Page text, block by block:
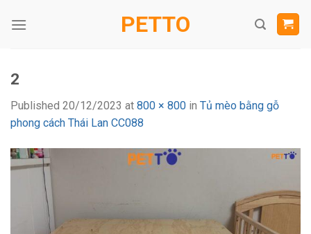
PETTO
2
Published 20/12/2023 at 800 × 800 in Tủ mèo bằng gỗ
phong cách Thái Lan CC088